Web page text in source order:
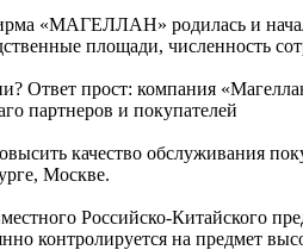
«МАГЕЛЛАН» родилась и
площади, численность
Ответ прост: компания
партнеров и покупателей
качество обслуживания
Москве.
Российско-Китайского
контролируется на предмет